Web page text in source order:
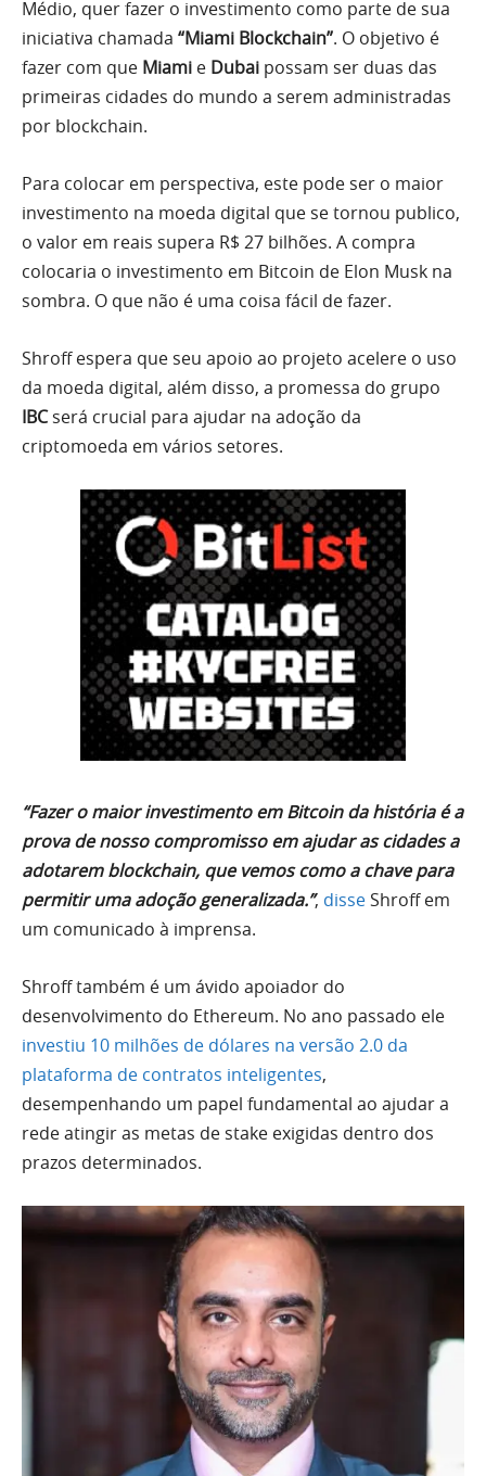
Médio, quer fazer o investimento como parte de sua
iniciativa chamada “Miami Blockchain”. O objetivo é
fazer com que Miami e Dubai possam ser duas das
primeiras cidades do mundo a serem administradas
por blockchain.
Para colocar em perspectiva, este pode ser o maior
investimento na moeda digital que se tornou publico,
o valor em reais supera R$ 27 bilhões. A compra
colocaria o investimento em Bitcoin de Elon Musk na
sombra. O que não é uma coisa fácil de fazer.
Shroff espera que seu apoio ao projeto acelere o uso
da moeda digital, além disso, a promessa do grupo
IBCserá crucial para ajudar na adoção da
criptomoeda em vários setores.
“Fazer o maior investimento em Bitcoin da história é a
prova de nosso compromisso em ajudar as cidades a
adotarem blockchain, que vemos como a chave para
permitir uma adoção generalizada.”, disseShroff em
um comunicado à imprensa.
Shroff também é um ávido apoiador do
desenvolvimento do Ethereum. No ano passado ele
investiu 10 milhões de dólares na versão 2.0 da
plataforma de contratos inteligentes,
desempenhando um papel fundamental ao ajudar a
rede atingir as metas de stake exigidas dentro dos
prazos determinados.